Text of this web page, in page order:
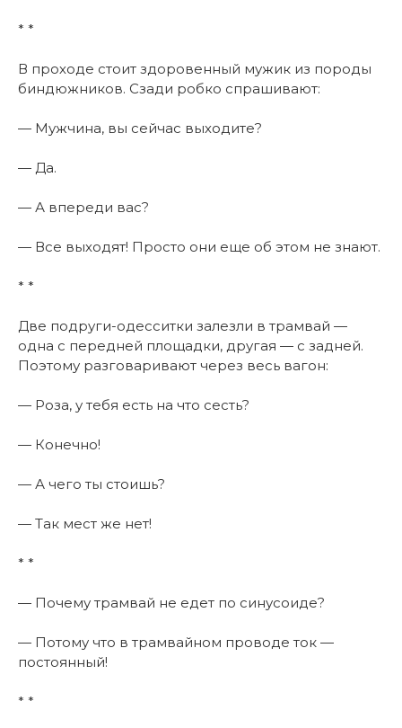
* *
В проходе стоит здоровенный мужик из породы
биндюжников. Сзади робко спрашивают:
— Мужчина, вы сейчас выходите?
— Да.
— А впереди вас?
— Все выходят! Просто они еще об этом не знают.
* *
Две подруги-одесситки залезли в трамвай —
одна с передней площадки, другая — с задней.
Поэтому разговаривают через весь вагон:
— Роза, у тебя есть на что сесть?
— Конечно!
— А чего ты стоишь?
— Так мест же нет!
* *
— Почему трамвай не едет по синусоиде?
— Потому что в трамвайном проводе ток —
постоянный!
* *